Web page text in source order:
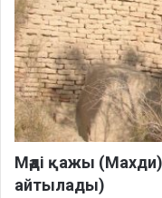
Мәді қажы
айтылады)